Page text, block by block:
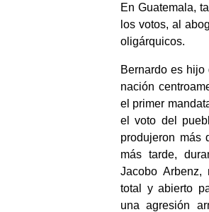
En Guatemala,
los votos, al
oligárquicos.
Bernardo es hijo
nación
el primer
el voto del
produjeron más
más tarde,
Jacobo Arbenz,
total y abierto
una agresión